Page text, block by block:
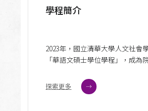
學程簡介
2023年，國立清華大學人文社會
「華語文碩士學位學程」，成為
括「中國文學系」、「歷史研究所
「語言學研究所」、「台灣文學研
探索更多